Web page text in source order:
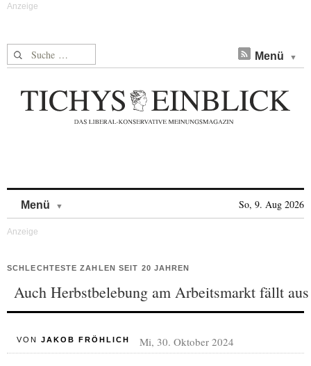
Suche nach: Menü
Menü So, 9. Aug 2026
SCHLECHTESTE ZAHLEN SEIT 20 JAHREN
Auch Herbstbelebung am Arbeitsmarkt fällt aus
VON JAKOB FRÖHLICH Mi, 30. Oktober 2024